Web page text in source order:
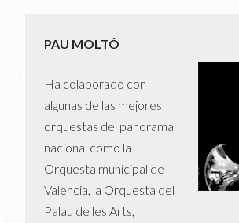
PAU MOLTÓ
Ha colaborado con
algunas de las mejores
orquestas del panorama
nacional como la
Orquesta municipal de
Valencia, la Orquesta del
Palau de les Arts,